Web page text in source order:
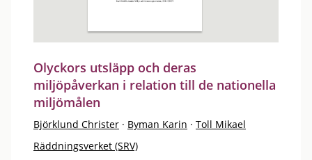
Olyckors utsläpp och deras
miljöpåverkan i relation till de nationella
miljömålen
Björklund Christer · Byman Karin · Toll Mikael
Räddningsverket (SRV)